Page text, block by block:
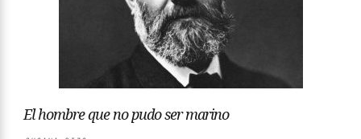
El hombre que no pudo ser marino